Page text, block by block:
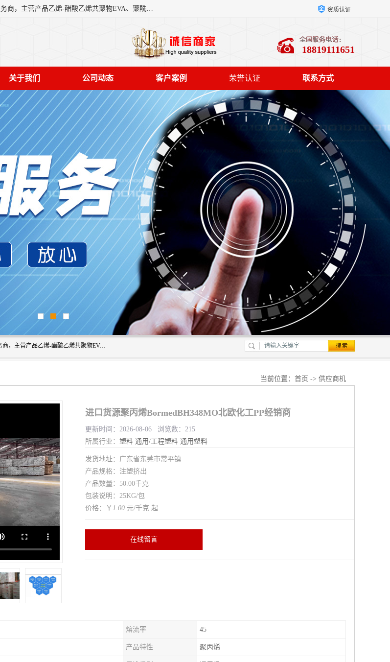
东莞市恒屹国际贸易有限公司（简称：恒屹国际）是一家石化原料综合营销服务商，主营产品乙烯-醋酸乙烯共聚物EVA、聚酰胺PA（尼龙）、醚酯型热塑弹性体TPEE等，公司秉承以市场为导向的战略思想，致力于大宗石化原料在中国市场的营销服务业务，为客户提供一站式的全面服务。 资质认证
18819111651
关于我们 公司动态 客户案例 荣誉认证 联系方式
东莞市恒屹国际贸易有限公司（简称：恒屹国际）是一家石化原料综合营销服务商，主营产品乙烯-醋酸乙烯共聚物EVA、聚酰胺PA（尼龙）、醚酯型热塑弹性体TPEE等，公司秉承以市场为导向的战略思想，致力于大宗石化原料在中国市场的营销服务业务，为客户提供一站式的全面服务。
当前位置： 首页 -> 供应商机
进口货源聚丙烯BormedBH348MO北欧化工PP经销商
更新时间：2026-08-06 浏览数：215
所属行业： 塑料 通用/工程塑料 通用塑料
发货地址：广东省东莞市常平镇
产品规格：注塑挤出
产品数量：50.00千克
包装说明：25KG/包
价格：￥ 1.00 元/千克 起
在线留言
熔流率 45
产品特性 聚丙烯